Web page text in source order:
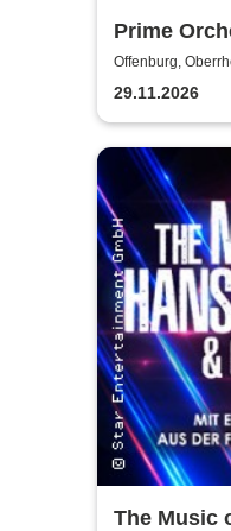
Prime
Sympho
Offenburg,
29.11.2026
The Music